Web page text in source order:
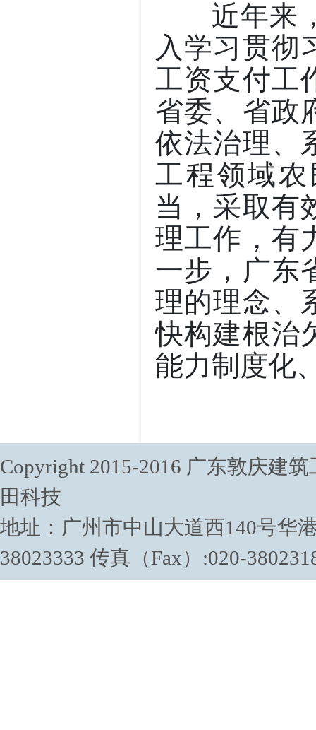
近年来，
入学习贯彻
工资支付工
省委、省政
依法治理、
工程领域
当，采取有
理工作，有
一步，广东
理的理念、
快构建根治
能力制度化
Copyright 2015-2016 广东敦庆建
田科技
地址：广州市中山大道西140号华
38023333 传真（Fax）:020-